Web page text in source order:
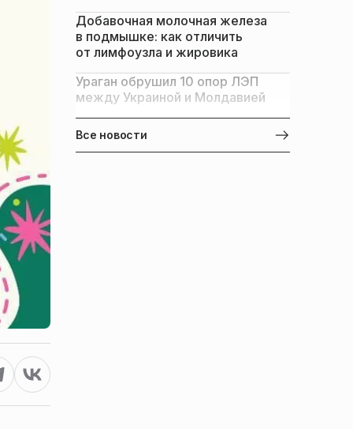
Добавочная молочная железа
в подмышке: как отличить
от лимфоузла и жировика
Ураган обрушил 10 опор ЛЭП
между Украиной и Молдавией
Все новости